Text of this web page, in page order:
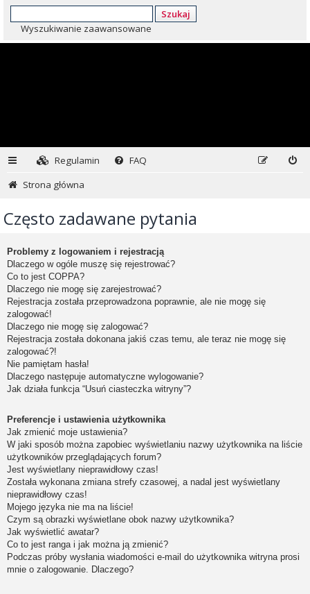
Szukaj
Wyszukiwanie zaawansowane
Regulamin
FAQ
Strona główna
Często zadawane pytania
Problemy z logowaniem i rejestracją
Dlaczego w ogóle muszę się rejestrować?
Co to jest COPPA?
Dlaczego nie mogę się zarejestrować?
Rejestracja została przeprowadzona poprawnie, ale nie mogę się
zalogować!
Dlaczego nie mogę się zalogować?
Rejestracja została dokonana jakiś czas temu, ale teraz nie mogę się
zalogować?!
Nie pamiętam hasła!
Dlaczego następuje automatyczne wylogowanie?
Jak działa funkcja “Usuń ciasteczka witryny”?
Preferencje i ustawienia użytkownika
Jak zmienić moje ustawienia?
W jaki sposób można zapobiec wyświetlaniu nazwy użytkownika na liście
użytkowników przeglądających forum?
Jest wyświetlany nieprawidłowy czas!
Została wykonana zmiana strefy czasowej, a nadal jest wyświetlany
nieprawidłowy czas!
Mojego języka nie ma na liście!
Czym są obrazki wyświetlane obok nazwy użytkownika?
Jak wyświetlić awatar?
Co to jest ranga i jak można ją zmienić?
Podczas próby wysłania wiadomości e-mail do użytkownika witryna prosi
mnie o zalogowanie. Dlaczego?